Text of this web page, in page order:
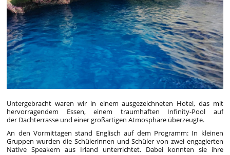
Untergebracht waren wir in einem ausgezeichneten Hotel, das mit
hervorragendem Essen, einem traumhaften Infinity-Pool auf
der Dachterrasse und einer großartigen Atmosphäre überzeugte.
An den Vormittagen stand Englisch auf dem Programm: In kleinen
Gruppen wurden die Schülerinnen und Schüler von zwei engagierten
Native Speakern aus Irland unterrichtet. Dabei konnten sie ihre